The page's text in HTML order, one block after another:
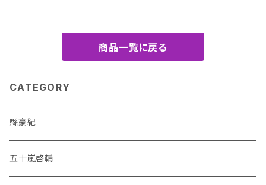
商品一覧に戻る
CATEGORY
縣豪紀
五十嵐啓輔